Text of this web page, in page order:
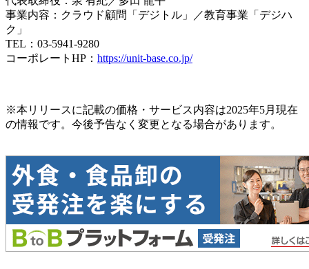
事業内容：クラウド顧問「デジトル」／教育事業「デジハ
ク」
TEL：03-5941-9280
コーポレートHP： https://unit-base.co.jp/
※本リリースに記載の価格・サービス内容は2025年5月現在
の情報です。今後予告なく変更となる場合があります。